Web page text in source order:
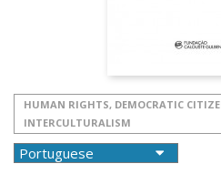
HUMAN RIGHTS, DEMOCRATIC
INTERCULTURALISM